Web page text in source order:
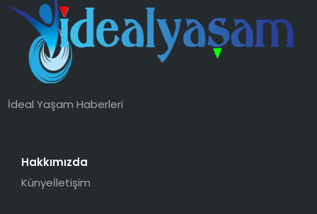
İdeal Yaşam Haberleri
Hakkımızda
Künyeİletişim